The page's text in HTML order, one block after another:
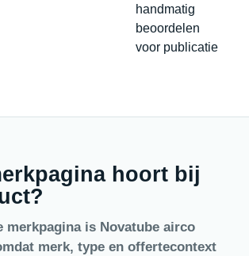
handmatig
beoordelen
voor publicatie
hoort bij
merkpagina is Novatube airco
merk, type en offertecontext